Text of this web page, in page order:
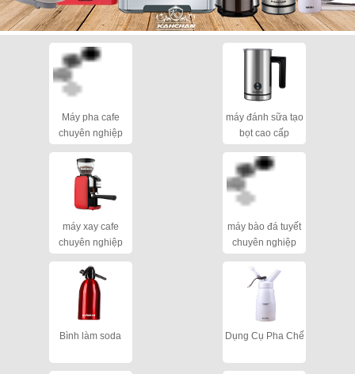
Máy pha cafe
chuyên nghiệp
máy đánh sữa tạo
bọt cao cấp
máy xay cafe
chuyên nghiệp
máy bào đá tuyết
chuyên nghiệp
Bình làm soda Dụng Cụ Pha Chế